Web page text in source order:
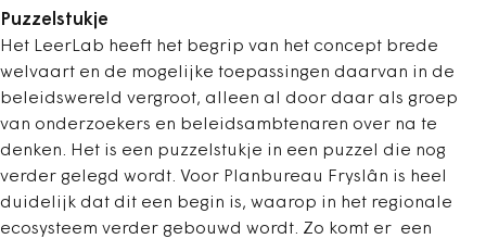
Puzzelstukje
Het LeerLab heeft het begrip van het ­concept brede
welvaart en de mogelijke ­toepassingen daarvan in de
beleidswereld vergroot, alleen al door daar als groep
van onderzoekers en beleidsambtenaren over na te
denken. Het is een puzzelstukje in een puzzel die nog
verder gelegd wordt. Voor Planbureau Fryslân is heel
duidelijk dat dit een begin is, waarop in het regionale
ecosysteem verder gebouwd wordt. Zo komt er een